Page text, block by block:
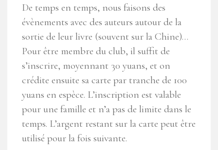
De temps en temps, nous faisons des
évènements avec des auteurs autour de la
sortie de leur livre (souvent sur la Chine)…
Pour être membre du club, il suffit de
s’inscrire, moyennant 30 yuans, et on
crédite ensuite sa carte par tranche de 100
yuans en espèce. L’inscription est valable
pour une famille et n’a pas de limite dans le
temps. L’argent restant sur la carte peut être
utilisé pour la fois suivante.